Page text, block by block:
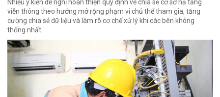
Nhiều ý kiến đề nghị hoàn thiện quy định về chia sẻ cơ sở hạ tầng
viễn thông theo hướng mở rộng phạm vi chủ thể tham gia, tăng
cường chia sẻ dữ liệu và làm rõ cơ chế xử lý khi các bên không
thống nhất.